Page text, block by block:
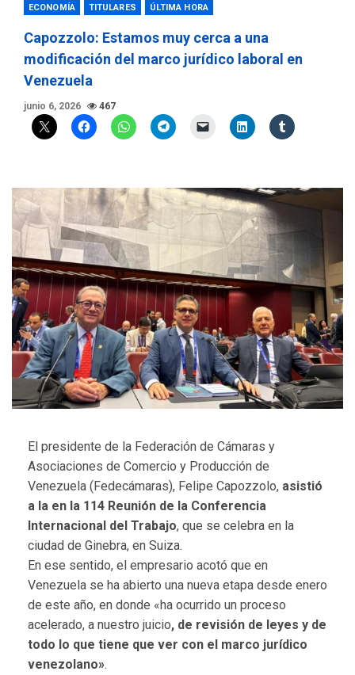
ECONOMÍA TITULARES ÚLTIMA HORA
Capozzolo: Estamos muy cerca a una
modificación del marco jurídico laboral en
Venezuela
junio 6, 2026 467
El presidente de la Federación de Cámaras y
Asociaciones de Comercio y Producción de
Venezuela (Fedecámaras), Felipe Capozzolo, asistió
a la en la 114 Reunión de la Conferencia
Internacional del Trabajo, que se celebra en la
ciudad de Ginebra, en Suiza.
En ese sentido, el empresario acotó que en
Venezuela se ha abierto una nueva etapa desde enero
de este año, en donde «ha ocurrido un proceso
acelerado, a nuestro juicio, de revisión de leyes y de
todo lo que tiene que ver con el marco jurídico
venezolano».